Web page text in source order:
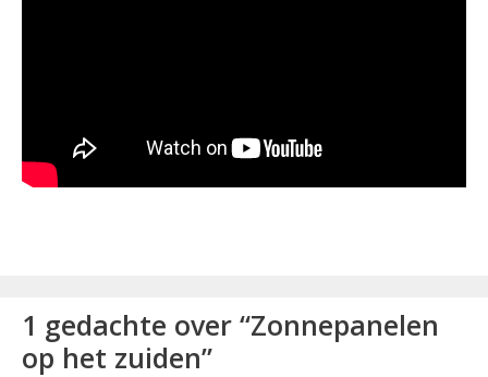
1 gedachte over “Zonnepanelen
op het zuiden”